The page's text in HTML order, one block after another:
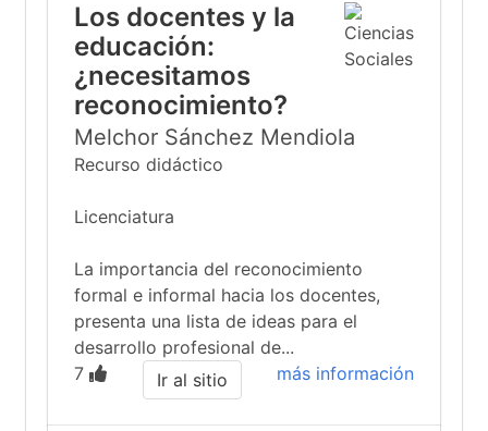
Los docentes y la
educación:
¿necesitamos
reconocimiento?
Melchor Sánchez Mendiola
Recurso didáctico
Licenciatura
La importancia del reconocimiento
formal e informal hacia los docentes,
presenta una lista de ideas para el
desarrollo profesional de...
7
más información
Ir al sitio